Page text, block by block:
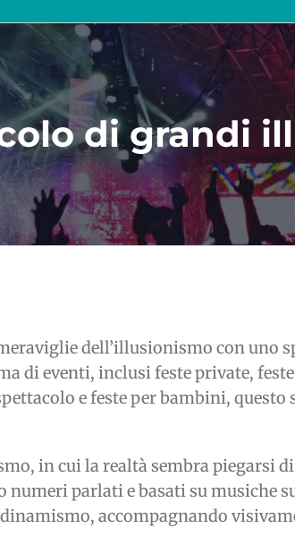
di grandi
dell’illusionismo con uno
di eventi, inclusi feste private,
e feste per bambini, questo
in cui la realtà sembra piegarsi
parlati e basati su musiche
accompagnando